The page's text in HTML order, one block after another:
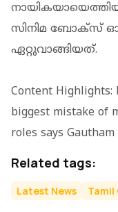
സിനിമ ബോക്സ്
ഏറ്റുവാങ്ങിയത്.
Content Highlights:
biggest mistake of
roles says
Related tags:
Latest News Tamil